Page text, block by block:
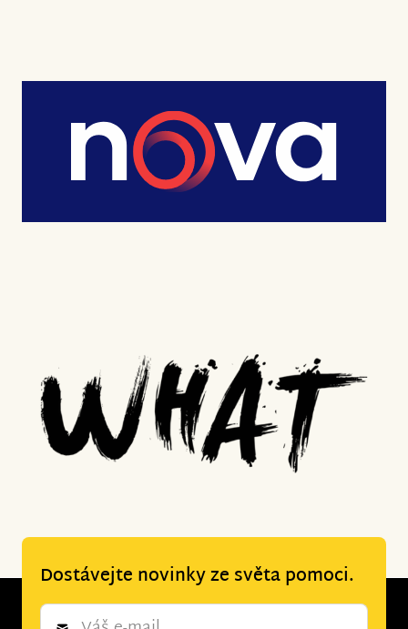
Dostávejte novinky ze světa pomoci.
Newsletter